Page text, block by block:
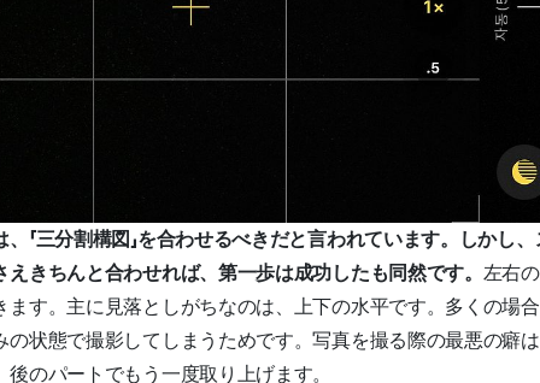
「三分割構図」を合わせるべきだと言われています。しかし
きちんと合わせれば、第一歩は成功したも同然です。 左右
ます。主に見落としがちなのは、上下の水平です。多くの場
状態で撮影してしまうためです。写真を撮る際の最悪の癖は
のパートでもう一度取り上げます。